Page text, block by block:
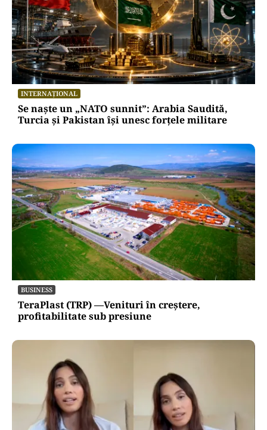
HOROSCOP
Horoscop 8 august 2026. Trei zodii trec prin
momente de cumpănă: o despărțire sau o veste
neașteptată le schimbă planurile
INTERNAȚIONAL
Se naște un „NATO sunnit”: Arabia Saudită,
Turcia și Pakistan își unesc forțele militare